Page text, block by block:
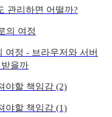
관리하면 어떨까?
의 여정
여정 - 브라우저와 서버
을까
야할 책임감 (2)
야할 책임감 (1)